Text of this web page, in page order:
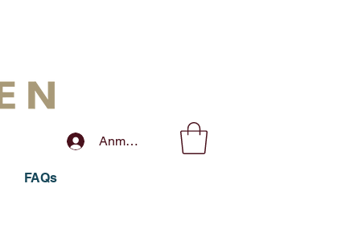
Anmelden
FAQs